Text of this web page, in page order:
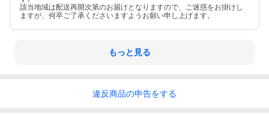
該当地域は配送再開次第のお届けとなりますので、ご迷惑をお掛けし
ますが、何卒ご了承くださいますようお願い申し上げます。
もっと見る
違反商品の申告をする